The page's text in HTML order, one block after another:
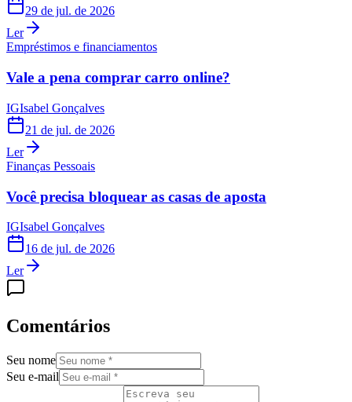
29 de jul. de 2026
Ler
Empréstimos e financiamentos
Vale a pena comprar carro online?
IGIsabel Gonçalves
21 de jul. de 2026
Ler
Finanças Pessoais
Você precisa bloquear as casas de aposta
IGIsabel Gonçalves
16 de jul. de 2026
Ler
Comentários
Seu nome
Seu e-mail